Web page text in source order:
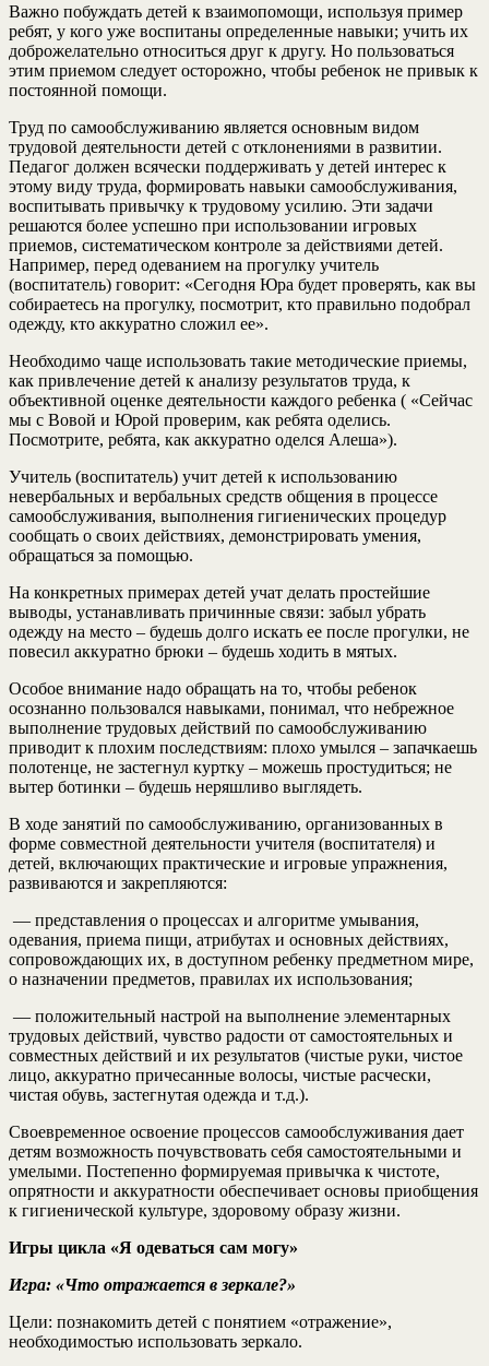
Важно побуждать детей к взаимопомощи, используя пример
ребят, у кого уже воспитаны определенные навыки; учить их
доброжелательно относиться друг к другу. Но пользоваться
этим приемом следует осторожно, чтобы ребенок не привык к
постоянной помощи.
Труд по самообслуживанию является основным видом
трудовой деятельности детей с отклонениями в развитии.
Педагог должен всячески поддерживать у детей интерес к
этому виду труда, формировать навыки самообслуживания,
воспитывать привычку к трудовому усилию. Эти задачи
решаются более успешно при использовании игровых
приемов, систематическом контроле за действиями детей.
Например, перед одеванием на прогулку учитель
(воспитатель) говорит: «Сегодня Юра будет проверять, как вы
собираетесь на прогулку, посмотрит, кто правильно подобрал
одежду, кто аккуратно сложил ее».
Необходимо чаще использовать такие методические приемы,
как привлечение детей к анализу результатов труда, к
объективной оценке деятельности каждого ребенка ( «Сейчас
мы с Вовой и Юрой проверим, как ребята оделись.
Посмотрите, ребята, как аккуратно оделся Алеша»).
Учитель (воспитатель) учит детей к использованию
невербальных и вербальных средств общения в процессе
самообслуживания, выполнения гигиенических процедур
сообщать о своих действиях, демонстрировать умения,
обращаться за помощью.
На конкретных примерах детей учат делать простейшие
выводы, устанавливать причинные связи: забыл убрать
одежду на место – будешь долго искать ее после прогулки, не
повесил аккуратно брюки – будешь ходить в мятых.
Особое внимание надо обращать на то, чтобы ребенок
осознанно пользовался навыками, понимал, что небрежное
выполнение трудовых действий по самообслуживанию
приводит к плохим последствиям: плохо умылся – запачкаешь
полотенце, не застегнул куртку – можешь простудиться; не
вытер ботинки – будешь неряшливо выглядеть.
В ходе занятий по самообслуживанию, организованных в
форме совместной деятельности учителя (воспитателя) и
детей, включающих практические и игровые упражнения,
развиваются и закрепляются:
— представления о процессах и алгоритме умывания,
одевания, приема пищи, атрибутах и основных действиях,
сопровождающих их, в доступном ребенку предметном мире,
о назначении предметов, правилах их использования;
— положительный настрой на выполнение элементарных
трудовых действий, чувство радости от самостоятельных и
совместных действий и их результатов (чистые руки, чистое
лицо, аккуратно причесанные волосы, чистые расчески,
чистая обувь, застегнутая одежда и т.д.).
Своевременное освоение процессов самообслуживания дает
детям возможность почувствовать себя самостоятельными и
умелыми. Постепенно формируемая привычка к чистоте,
опрятности и аккуратности обеспечивает основы приобщения
к гигиенической культуре, здоровому образу жизни.
Игры цикла «Я одеваться сам могу»
Игра: «Что отражается в зеркале?»
Цели: познакомить детей с понятием «отражение»,
необходимостью использовать зеркало.